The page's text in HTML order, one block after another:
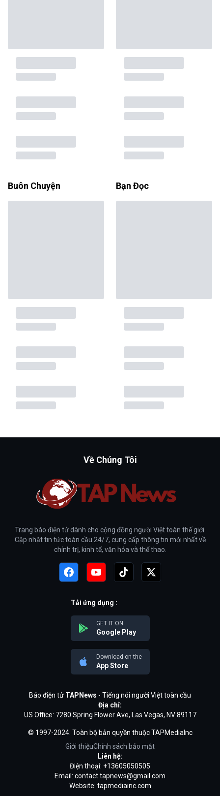
Buôn Chuyện Bạn Đọc
Về Chúng Tôi
Trang báo điện tử dành cho cộng đồng người Việt toàn thế giới.
Cập nhật tin tức toàn cầu 24/7, cung cấp thông tin mới nhất về
chính trị, kinh tế, văn hóa và thể thao.
Tải ứng dụng :
GET IT ON
Google Play
Download on the
App Store
Báo điện tử TAPNews - Tiếng nói người Việt toàn cầu
Địa chỉ:
US Office: 7280 Spring Flower Ave, Las Vegas, NV 89117
© 1997-2024. Toàn bộ bản quyền thuộc TAPMediaInc
Giới thiệuChính sách bảo mật
Liên hệ:
Điện thoại: +13605050505
Email: contact.tapnews@gmail.com
Website: tapmediainc.com